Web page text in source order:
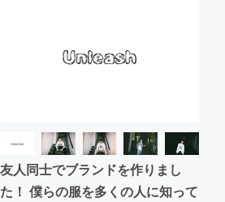
テクノロジー・ガジェット
ビジネス・起業
まちづくり・地域活性化
友人同士でブランドを作りまし
た！ 僕らの服を多くの人に知って